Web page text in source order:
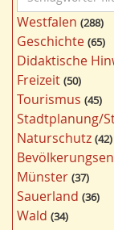
c
h
l
a
g
w
ö
r
t
e
r
f
Westfalen 288
Geschichte 65
Didaktische
Freizeit 50
Tourismus 45
Stadtplanung/
Naturschutz 42
Münster 37
Sauerland 36
Wald 34